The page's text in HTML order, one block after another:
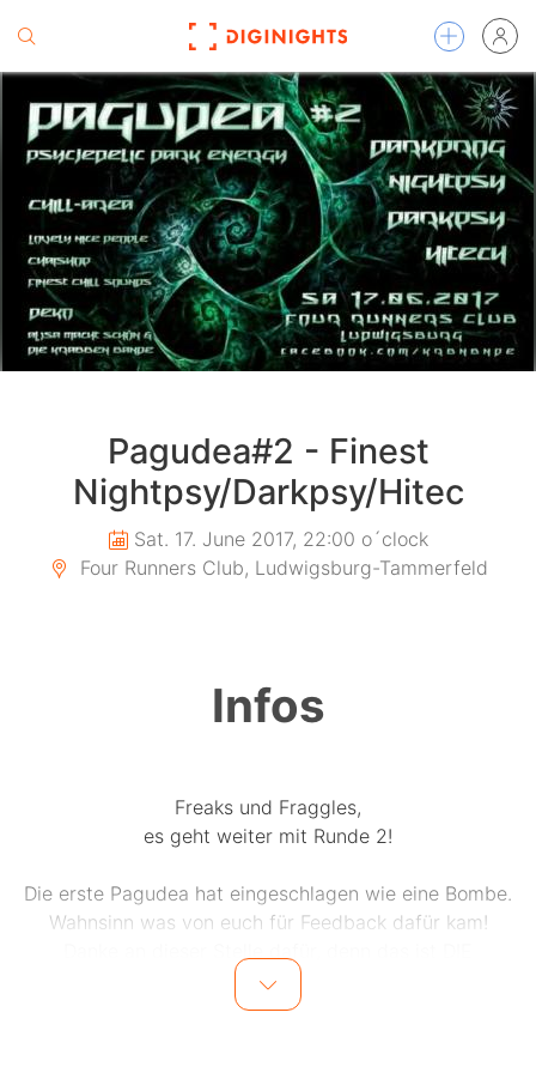
Pagudea#2 - Finest
Nightpsy/Darkpsy/Hitec
Sat. 17. June 2017, 22:00 o´clock
Four Runners Club, Ludwigsburg-Tammerfeld
Infos
Freaks und Fraggles,
es geht weiter mit Runde 2!
Die erste Pagudea hat eingeschlagen wie eine Bombe.
Wahnsinn was von euch für Feedback dafür kam!
Motivation schlecht hin! ;)
Und deshalb wollen wir euch nicht noch länger warten